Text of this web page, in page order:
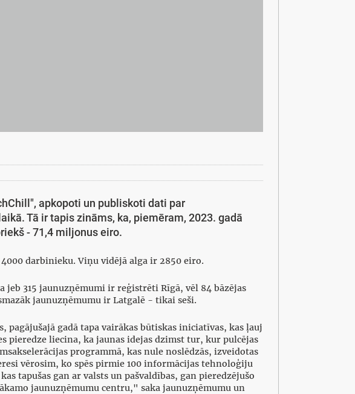
apkopoti un publiskoti dati par
Tā ir tapis zināms, ka, piemēram, 2023. gadā
- 71,4 miljonus eiro.
darbinieku. Viņu vidējā alga ir 2850 eiro.
315 jaunuzņēmumi ir reģistrēti Rīgā, vēl 84 bāzējas
jaunuzņēmumu ir Latgalē - tikai seši.
gadā tapa vairākas būtiskas iniciatīvas, kas ļauj
pieredze liecina, ka jaunas idejas dzimst tur, kur pulcējas
programmā, kas nule noslēdzās, izveidotas
vērosim, ko spēs pirmie 100 informācijas tehnoloģiju
tapušas gan ar valsts un pašvaldības, gan pieredzējušo
jaunuzņēmumu centru," saka jaunuzņēmumu un